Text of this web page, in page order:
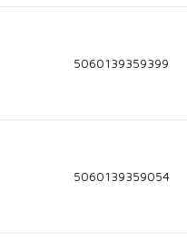
5060139359399
5060139359054